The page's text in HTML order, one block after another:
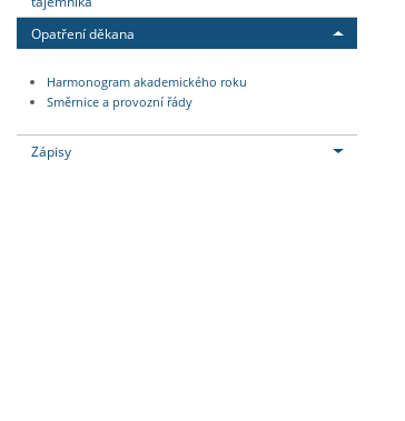
Opatření děkana
Harmonogram akademického roku
Směrnice a provozní řády
Zápisy